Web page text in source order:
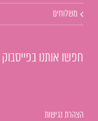
משלוחים
חפשו אותנו בפייסבוק
הצהרת נגישות